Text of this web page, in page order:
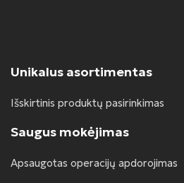
Unikalus asortimentas
Išskirtinis produktų pasirinkimas
Saugus mokėjimas
Apsaugotas operacijų apdorojimas